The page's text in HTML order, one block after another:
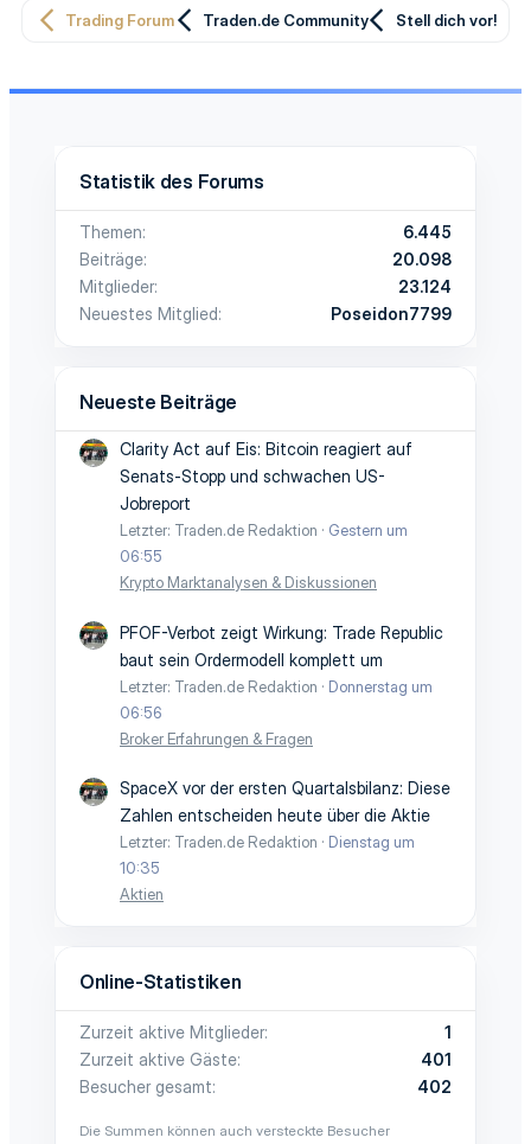
Trading Forum Traden.de Community Stell dich vor!
Statistik des Forums
Themen
6.445
Beiträge
20.098
Mitglieder
23.124
Neuestes Mitglied
Poseidon7799
Neueste Beiträge
Clarity Act auf Eis: Bitcoin reagiert auf
Senats-Stopp und schwachen US-
Jobreport
Letzter: Traden.de Redaktion
Gestern um
06:55
Krypto Marktanalysen & Diskussionen
PFOF-Verbot zeigt Wirkung: Trade Republic
baut sein Ordermodell komplett um
Letzter: Traden.de Redaktion
Donnerstag um
06:56
Broker Erfahrungen & Fragen
SpaceX vor der ersten Quartalsbilanz: Diese
Zahlen entscheiden heute über die Aktie
Letzter: Traden.de Redaktion
Dienstag um
10:35
Aktien
Online-Statistiken
Zurzeit aktive Mitglieder
1
Zurzeit aktive Gäste
401
Besucher gesamt
402
Die Summen können auch versteckte Besucher